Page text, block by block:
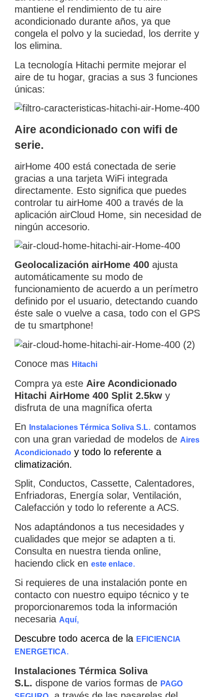
mantiene el rendimiento de tu aire
acondicionado durante años, ya que
congela el polvo y la suciedad, los derrite y
los elimina.
La tecnología Hitachi permite mejorar el
aire de tu hogar, gracias a sus 3 funciones
únicas:
Aire acondicionado con wifi de
serie.
airHome 400 está conectada de serie
gracias a una tarjeta WiFi integrada
directamente. Esto significa que puedes
controlar tu airHome 400 a través de la
aplicación airCloud Home, sin necesidad de
ningún accesorio.
Geolocalización airHome 400 ajusta
automáticamente su modo de
funcionamiento de acuerdo a un perímetro
definido por el usuario, detectando cuando
éste sale o vuelve a casa, todo con el GPS
de tu smartphone!
Conoce mas Hitachi
Compra ya este Aire Acondicionado
Hitachi AirHome 400 Split 2.5kw y
disfruta de una magnífica oferta
En
Instalaciones Térmica Soliva S.L. contamos
con una gran variedad de modelos de Aires
Acondicionado y todo lo referente a
climatización.
Split, Conductos, Cassette, Calentadores,
Enfriadoras, Energía solar, Ventilación,
Calefacción y todo lo referente a ACS.
Nos adaptándonos a tus necesidades y
cualidades que mejor se adapten a ti.
Consulta en nuestra tienda online,
haciendo click en este enlace.
Si requieres de una instalación ponte en
contacto con nuestro equipo técnico y te
proporcionaremos toda la información
necesaria Aquí,
Descubre todo acerca de la EFICIENCIA
ENERGETICA.
Instalaciones Térmica Soliva
S.L. dispone de varios formas de PAGO